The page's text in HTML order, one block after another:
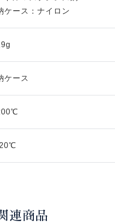
ケース：ナイロン
ケース
連商品